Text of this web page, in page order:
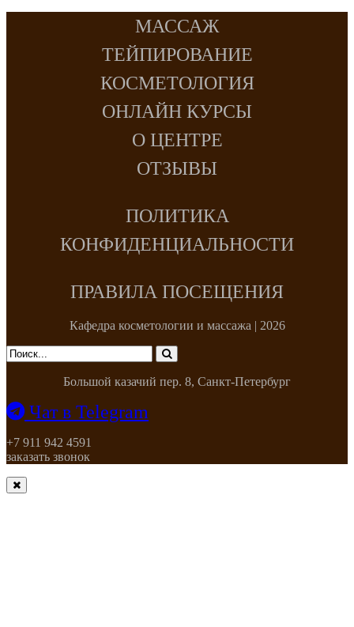
МАССАЖ
ТЕЙПИРОВАНИЕ
КОСМЕТОЛОГИЯ
ОНЛАЙН КУРСЫ
О ЦЕНТРЕ
ОТЗЫВЫ
ПОЛИТИКА
КОНФИДЕНЦИАЛЬНОСТИ
ПРАВИЛА ПОСЕЩЕНИЯ
Кафедра косметологии и массажа | 2026
Большой казачий пер. 8, Санкт-Петербург
Чат в Telegram
+7 911 942 4591
заказать звонок